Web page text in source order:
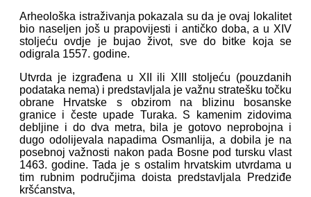
Arheološka istraživanja pokazala su da je ovaj lokalitet
bio naseljen još u prapovijesti i antičko doba, a u XIV
stoljeću ovdje je bujao život, sve do bitke koja se
odigrala 1557. godine.
Utvrda je izgrađena u XII ili XIII stoljeću (pouzdanih
podataka nema) i predstavljala je važnu stratešku točku
obrane Hrvatske s obzirom na blizinu bosanske
granice i česte upade Turaka. S kamenim zidovima
debljine i do dva metra, bila je gotovo neprobojna i
dugo odolijevala napadima Osmanlija, a dobila je na
posebnoj važnosti nakon pada Bosne pod tursku vlast
1463. godine. Tada je s ostalim hrvatskim utvrdama u
tim rubnim područjima doista predstavljala Predziđe
kršćanstva,